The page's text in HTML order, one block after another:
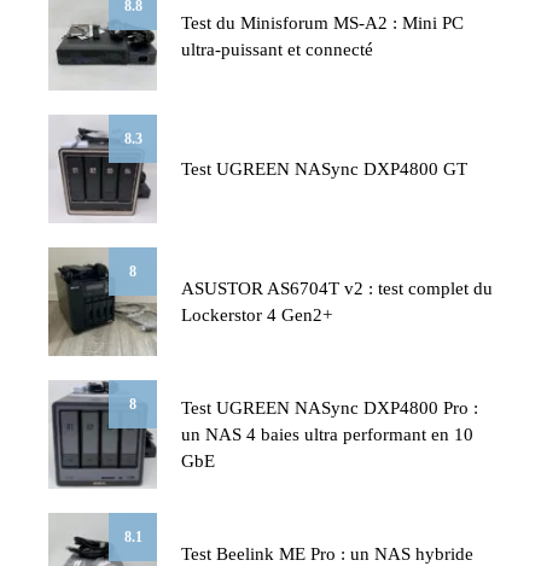
8.8
Test du Minisforum MS-A2 : Mini PC
ultra-puissant et connecté
8.3
Test UGREEN NASync DXP4800 GT
8
ASUSTOR AS6704T v2 : test complet du
Lockerstor 4 Gen2+
8
Test UGREEN NASync DXP4800 Pro :
un NAS 4 baies ultra performant en 10
GbE
8.1
Test Beelink ME Pro : un NAS hybride